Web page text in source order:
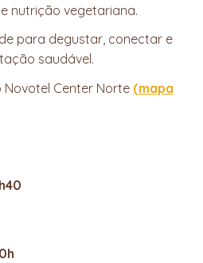
nutrição vegetariana.
para degustar, conectar e
saudável.
Novotel Center Norte (mapa